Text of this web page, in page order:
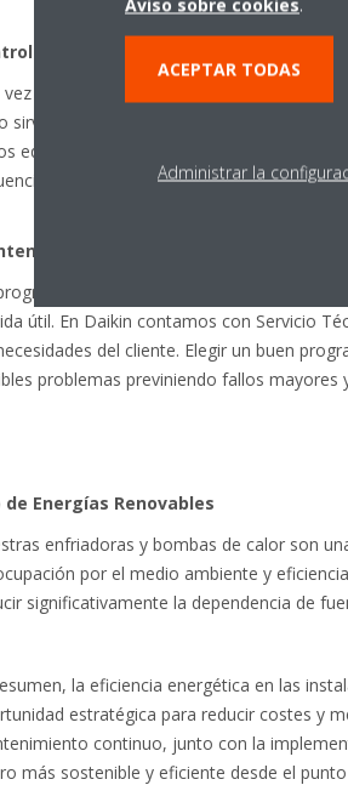
de la instalación
vez que se ha diseñado un sistema de
sirve contar con los mejores
equipos de producción. En Daikin
de control por sonda común,
Preventivo
de mantenimiento preventivo
útil. En Daikin contamos con Servicio
del cliente. Elegir un buen
problemas previniendo fallos
de Energías Renovables
enfriadoras y bombas de calor son
por el medio ambiente y
significativamente la dependencia de
la eficiencia energética en las
estratégica para reducir costes y
continuo, junto con la
más sostenible y eficiente desde el
Aviso sobre cookies.
ACEPTAR TODAS
Administrar la